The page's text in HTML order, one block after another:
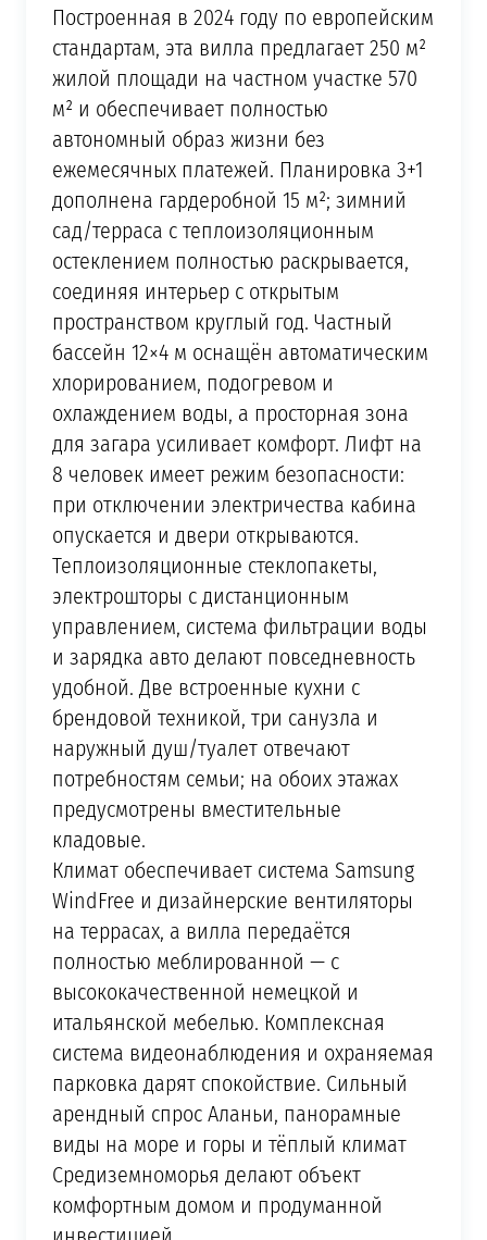
Построенная в 2024 году по европейским
стандартам, эта вилла предлагает 250 м²
жилой площади на частном участке 570
м² и обеспечивает полностью
автономный образ жизни без
ежемесячных платежей. Планировка 3+1
дополнена гардеробной 15 м²; зимний
сад/терраса с теплоизоляционным
остеклением полностью раскрывается,
соединяя интерьер с открытым
пространством круглый год. Частный
бассейн 12×4 м оснащён автоматическим
хлорированием, подогревом и
охлаждением воды, а просторная зона
для загара усиливает комфорт. Лифт на
8 человек имеет режим безопасности:
при отключении электричества кабина
опускается и двери открываются.
Теплоизоляционные стеклопакеты,
электрошторы с дистанционным
управлением, система фильтрации воды
и зарядка авто делают повседневность
удобной. Две встроенные кухни с
брендовой техникой, три санузла и
наружный душ/туалет отвечают
потребностям семьи; на обоих этажах
предусмотрены вместительные
кладовые.
Климат обеспечивает система Samsung
WindFree и дизайнерские вентиляторы
на террасах, а вилла передаётся
полностью меблированной — с
высококачественной немецкой и
итальянской мебелью. Комплексная
система видеонаблюдения и охраняемая
парковка дарят спокойствие. Сильный
арендный спрос Аланьи, панорамные
виды на море и горы и тёплый климат
Средиземноморья делают объект
комфортным домом и продуманной